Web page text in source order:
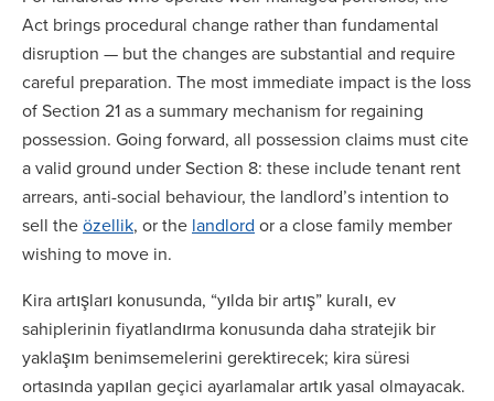
Act brings procedural change rather than fundamental
disruption — but the changes are substantial and require
careful preparation. The most immediate impact is the loss
of Section 21 as a summary mechanism for regaining
possession. Going forward, all possession claims must cite
a valid ground under Section 8: these include tenant rent
arrears, anti-social behaviour, the landlord’s intention to
sell theözellik, or the landlord or a close family member
wishing to move in.
Kira artışları konusunda, “yılda bir artış” kuralı, ev
sahiplerinin fiyatlandırma konusunda daha stratejik bir
yaklaşım benimsemelerini gerektirecek; kira süresi
ortasında yapılan geçici ayarlamalar artık yasal olmayacak.